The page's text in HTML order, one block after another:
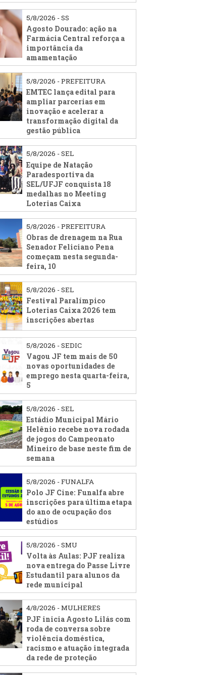
5/8/2026 - SS
Agosto Dourado: ação na
Farmácia Central reforça a
importância da
amamentação
5/8/2026 - PREFEITURA
EMTEC lança edital para
ampliar parcerias em
inovação e acelerar a
transformação digital da
gestão pública
5/8/2026 - SEL
Equipe de Natação
Paradesportiva da
SEL/UFJF conquista 18
medalhas no Meeting
Loterias Caixa
5/8/2026 - PREFEITURA
Obras de drenagem na Rua
Senador Feliciano Pena
começam nesta segunda-
feira, 10
5/8/2026 - SEL
Festival Paralímpico
Loterias Caixa 2026 tem
inscrições abertas
5/8/2026 - SEDIC
Vagou JF tem mais de 50
novas oportunidades de
emprego nesta quarta-feira,
5
5/8/2026 - SEL
Estádio Municipal Mário
Helênio recebe nova rodada
de jogos do Campeonato
Mineiro de base neste fim de
semana
5/8/2026 - FUNALFA
Polo JF Cine: Funalfa abre
inscrições para última etapa
do ano de ocupação dos
estúdios
5/8/2026 - SMU
Volta às Aulas: PJF realiza
nova entrega do Passe Livre
Estudantil para alunos da
rede municipal
4/8/2026 - MULHERES
PJF inicia Agosto Lilás com
roda de conversa sobre
violência doméstica,
racismo e atuação integrada
da rede de proteção